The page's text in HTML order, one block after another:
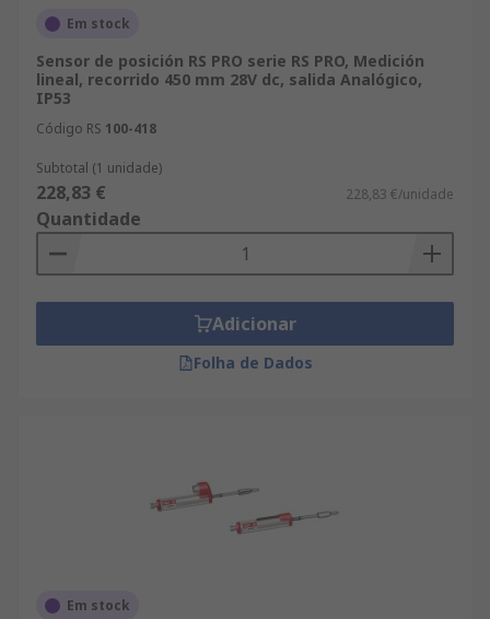
Em stock
Sensor de posición RS PRO serie RS PRO, Medición
lineal, recorrido 450 mm 28V dc, salida Analógico,
IP53
Código RS 100-418
Subtotal (1 unidade)
228,83 € 228,83 €/unidade
Quantidade
Adicionar
Folha de Dados
Em stock